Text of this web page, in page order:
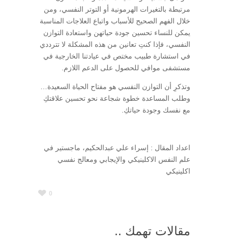
مرتبطة بالتغيرات الهرمونية أو التوتر النفسي، ومن
خلال الفهم الصحيح للأسباب واتباع العلاجات المناسبة
يمكن للنساء تحسين جودة حياتهن واستعادة التوازن
النفسي، فإذا كنتِ تعانين من هذه المشكلة لا تترددي
في استشارة طبيب مختص في عيادتنا الخارجية في
مستشفى موافي للحصول على الدعم اللازم.
وتذكرِ أن التوازن النفسي هو مفتاح الحياة السعيدة…
وطلب المساعدة خطوة شجاعة نحو تحسين علاقتكِ
مع نفسك وجودة حياتكِ.
اعداد المقال : إسراء علي عبدالحكيم، ماجستير في
علم النفس الاكلينيكي والإيجابي ومعالج نفسي
اكلينيكي
0
مقالات تهمك ..